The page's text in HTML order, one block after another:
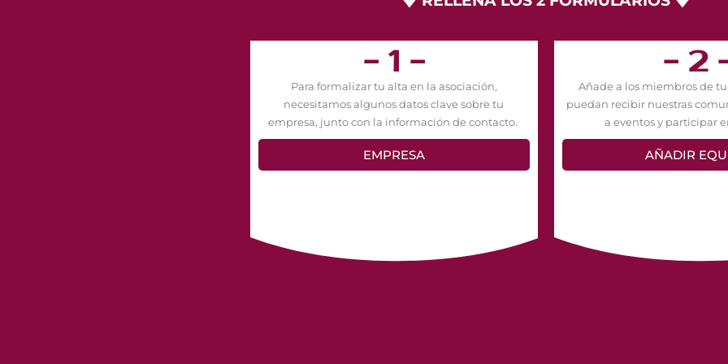
- 1 -
Para formalizar tu alta en la asociación,
necesitamos algunos datos clave sobre tu
empresa, junto con la información de contacto.
EMPRESA
- 2
Añade a los miembros de
puedan recibir nuestras
a eventos y participar
AÑADIR